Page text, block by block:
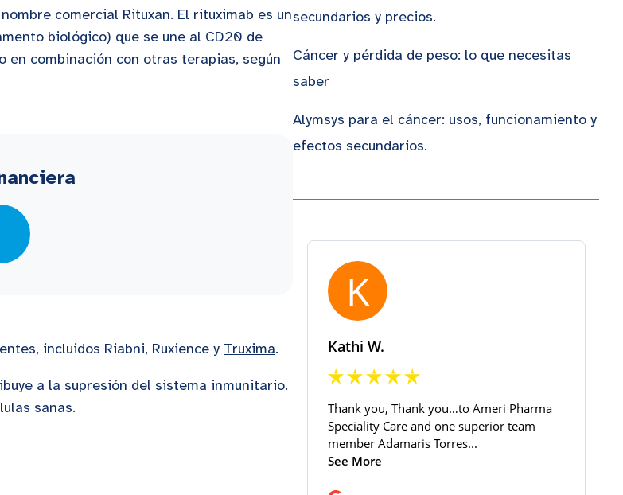
comercial Rituxan. El rituximab es un
biológico) que se une al CD20 de
en combinación con otras terapias, según
incluidos Riabni, Ruxience y Truxima.
a la supresión del sistema inmunitario.
sanas.
secundarios y precios.
Cáncer y pérdida de peso: lo que necesitas
saber
Alymsys para el cáncer: usos, funcionamiento y
efectos secundarios.